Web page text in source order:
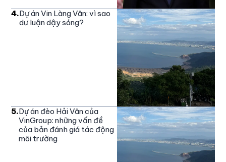
4.Dự án Vin Làng Vân: vì sao
dư luận dậy sóng?
5.Dự án đèo Hải Vân của
VinGroup: những vấn đề
của bản đánh giá tác động
môi trường